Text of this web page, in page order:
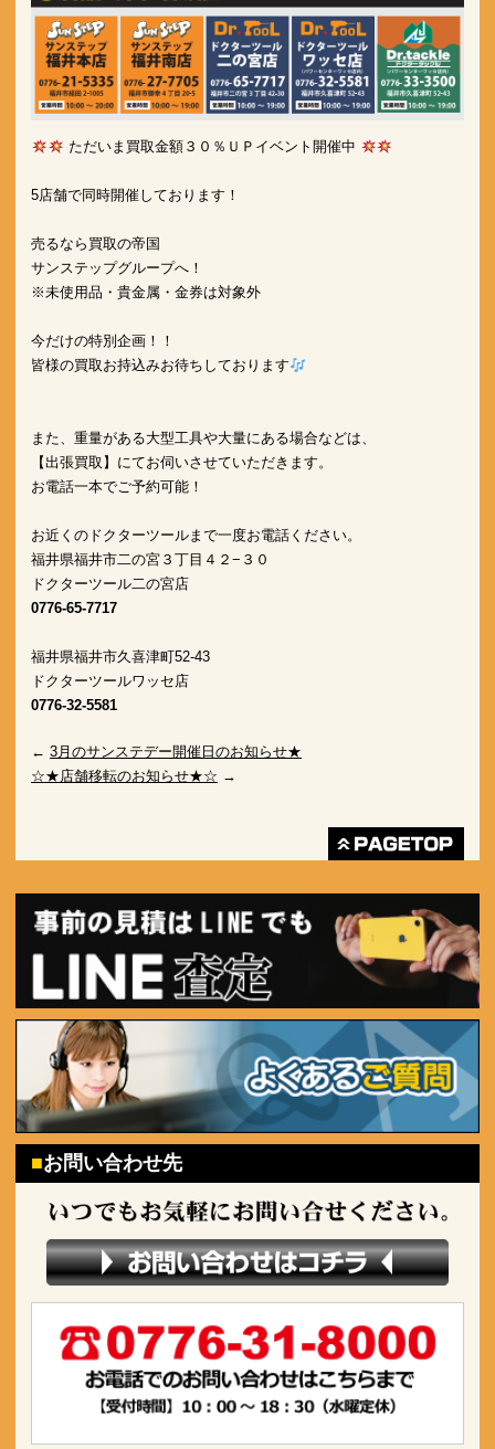
ただいま買取金額３０％ＵＰイベント開催中
5店舗で同時開催しております！
売るなら買取の帝国
サンステップグループへ！
※未使用品・貴金属・金券は対象外
今だけの特別企画！！
皆様の買取お持込みお待ちしております
また、重量がある大型工具や大量にある場合などは、
【出張買取】にてお伺いさせていただきます。
お電話一本でご予約可能！
お近くのドクターツールまで一度お電話ください。
福井県福井市二の宮３丁目４２−３０
ドクターツール二の宮店
0776-65-7717
福井県福井市久喜津町52-43
ドクターツールワッセ店
0776-32-5581
← 3月のサンステデー開催日のお知らせ★
☆★店舗移転のお知らせ★☆ →
お問い合わせ先